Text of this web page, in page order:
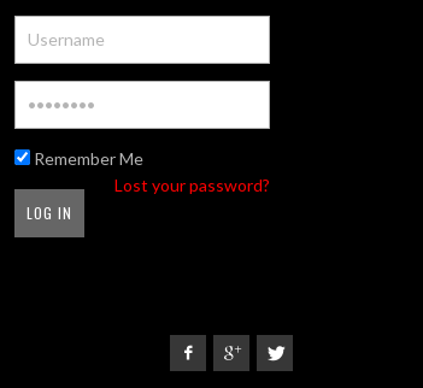
Remember Me
Lost your password?